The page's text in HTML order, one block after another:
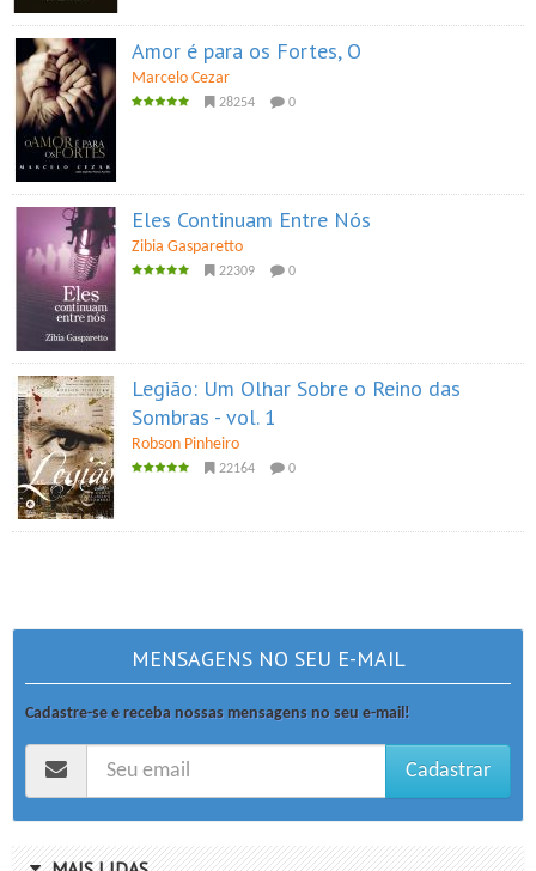
Amor é para os Fortes, O
Marcelo Cezar
28254 0
Eles Continuam Entre Nós
Zibia Gasparetto
22309 0
Legião: Um Olhar Sobre o Reino das
Sombras - vol. 1
Robson Pinheiro
22164 0
MENSAGENS NO SEU E-MAIL
Cadastre-se e receba nossas mensagens no seu e-mail!
Cadastrar